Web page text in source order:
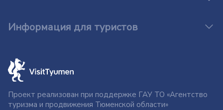
Информация для туристов
Проект реализован при поддержке ГАУ ТО «Агентство
туризма и продвижения Тюменской области»